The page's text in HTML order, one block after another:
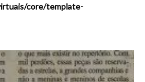
core/template-